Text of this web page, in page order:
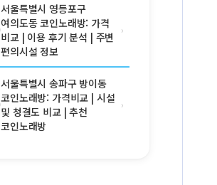
서울특별시 영등포구
여의도동 코인노래방: 가격
비교 | 이용 후기 분석 | 주변
편의시설 정보
›
서울특별시 송파구 방이동
코인노래방: 가격비교 | 시설
및 청결도 비교 | 추천
코인노래방
›